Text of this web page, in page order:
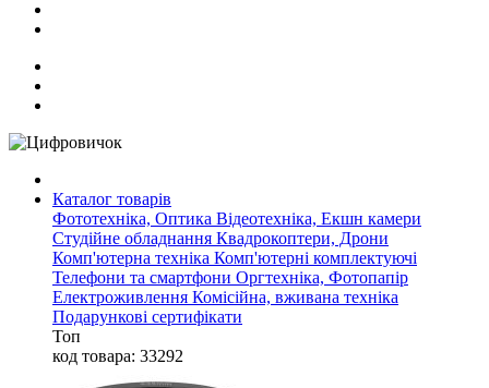
Каталог товарів
Фототехніка, Оптика Відеотехніка, Екшн камери
Студійне обладнання Квадрокоптери, Дрони
Комп'ютерна техніка Комп'ютерні комплектуючі
Телефони та смартфони Оргтехніка, Фотопапір
Електроживлення Комісійна, вживана техніка
Подарункові сертифікати
Топ
код товара: 33292